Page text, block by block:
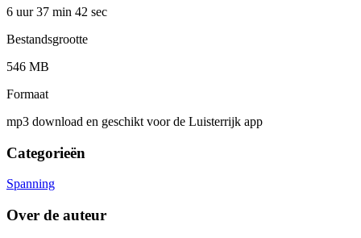
6 uur 37 min 42 sec
Bestandsgrootte
546 MB
Formaat
mp3 download en geschikt voor de Luisterrijk app
Categorieën
Spanning
Over de auteur